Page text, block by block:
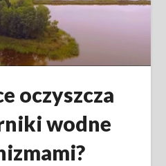
oczyszcza
wodne